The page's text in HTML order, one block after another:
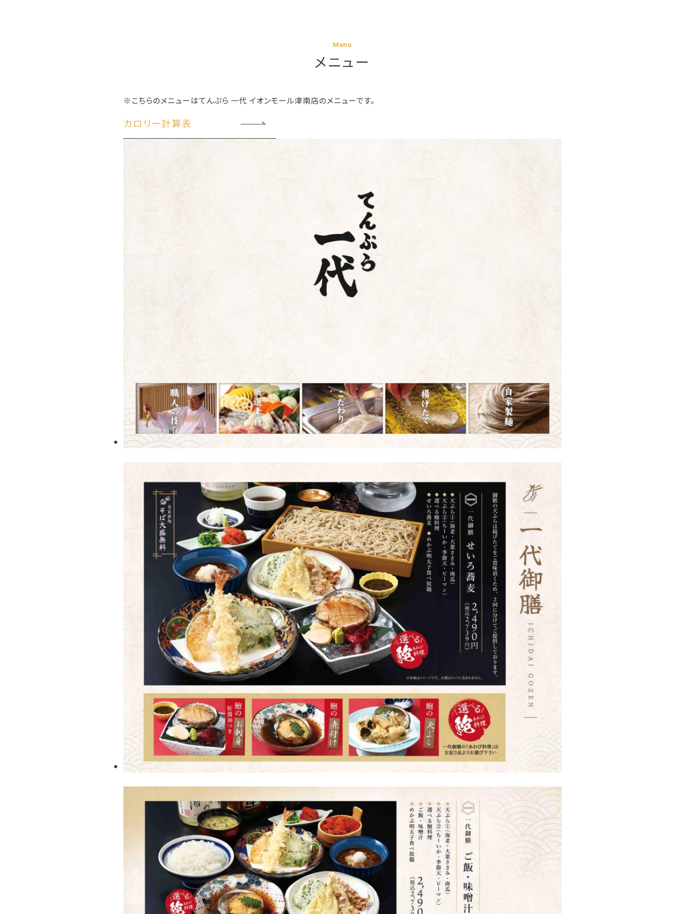
Menu
メニュー
※こちらのメニューはてんぷら 一代 イオンモール津南店のメニューです。
カロリー計算表